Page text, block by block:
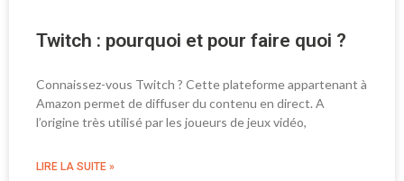
Twitch : pourquoi et pour faire quoi ?
Connaissez-vous Twitch ? Cette plateforme appartenant à
Amazon permet de diffuser du contenu en direct. A
l’origine très utilisé par les joueurs de jeux vidéo,
LIRE LA SUITE »